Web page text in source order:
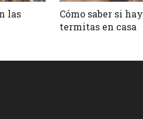
las
Cómo saber si hay
termitas en casa